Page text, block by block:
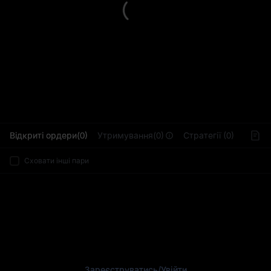
Відкриті ордери(0) Утримування(0) Стратегії (0)
Сховати інші пари